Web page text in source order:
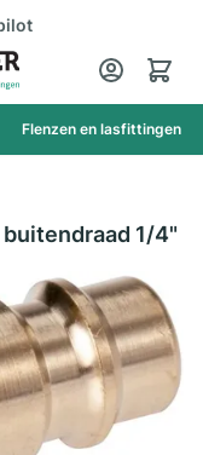
Cart
Flenzen en lasfittingen
1/4"